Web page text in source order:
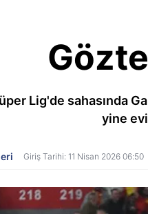
Lig'de sahasında
yine
Giriş Tarihi: 11 Nisan 2026 06:50